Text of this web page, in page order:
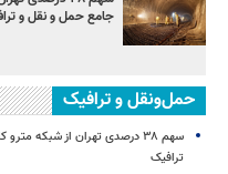
جامع حمل و نقل و
حمل‌ونقل و ترافیک
سهم ۳۸ درصدی تهران از شبکه
ترافیک